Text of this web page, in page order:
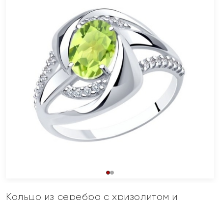
Кольцо из серебра с хризолитом и